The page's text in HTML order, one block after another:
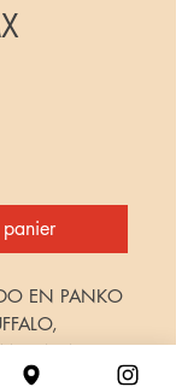
EN PANKO